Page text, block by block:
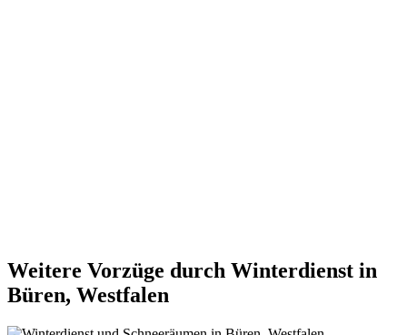
Weitere Vorzüge durch Winterdienst in
Büren, Westfalen